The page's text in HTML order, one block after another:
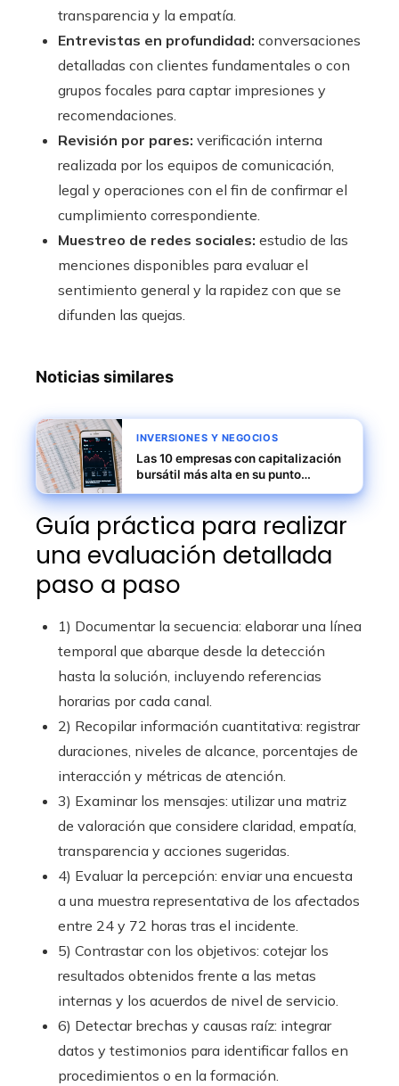
transparencia y la empatía.
Entrevistas en profundidad: conversaciones
detalladas con clientes fundamentales o con
grupos focales para captar impresiones y
recomendaciones.
Revisión por pares: verificación interna
realizada por los equipos de comunicación,
legal y operaciones con el fin de confirmar el
cumplimiento correspondiente.
Muestreo de redes sociales: estudio de las
menciones disponibles para evaluar el
sentimiento general y la rapidez con que se
difunden las quejas.
Noticias similares
INVERSIONES Y NEGOCIOS
Las 10 empresas con capitalización
bursátil más alta en su punto
máximo
Guía práctica para realizar
una evaluación detallada
paso a paso
1) Documentar la secuencia: elaborar una línea
temporal que abarque desde la detección
hasta la solución, incluyendo referencias
horarias por cada canal.
2) Recopilar información cuantitativa: registrar
duraciones, niveles de alcance, porcentajes de
interacción y métricas de atención.
3) Examinar los mensajes: utilizar una matriz
de valoración que considere claridad, empatía,
transparencia y acciones sugeridas.
4) Evaluar la percepción: enviar una encuesta
a una muestra representativa de los afectados
entre 24 y 72 horas tras el incidente.
5) Contrastar con los objetivos: cotejar los
resultados obtenidos frente a las metas
internas y los acuerdos de nivel de servicio.
6) Detectar brechas y causas raíz: integrar
datos y testimonios para identificar fallos en
procedimientos o en la formación.